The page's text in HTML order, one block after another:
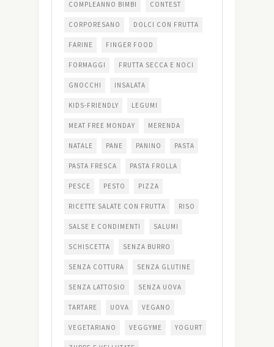
COMPLEANNO BIMBI CONTEST
CORPORESANO DOLCI CON FRUTTA
FARINE FINGER FOOD
FORMAGGI FRUTTA SECCA E NOCI
GNOCCHI INSALATA
KIDS-FRIENDLY LEGUMI
MEAT FREE MONDAY MERENDA
NATALE PANE PANINO PASTA
PASTA FRESCA PASTA FROLLA
PESCE PESTO PIZZA
RICETTE SALATE CON FRUTTA RISO
SALSE E CONDIMENTI SALUMI
SCHISCETTA SENZA BURRO
SENZA COTTURA SENZA GLUTINE
SENZA LATTOSIO SENZA UOVA
TARTARE UOVA VEGANO
VEGETARIANO VEGGYME YOGURT